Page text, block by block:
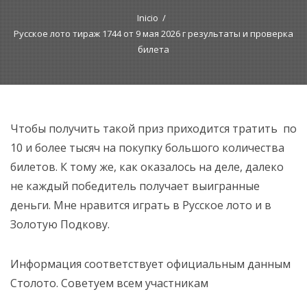
Inicio
Русское лото тираж 1744 от 9 мая 2026 г результаты и проверка
билета
Чтобы получить такой приз приходится тратить по
10 и более тысяч на покупку большого количества
билетов. К тому же, как оказалось на деле, далеко
не каждый победитель получает выигранные
деньги. Мне нравится играть в Русское лото и в
Золотую Подкову.
Информация соответствует официальным данным
Столото. Советуем всем участникам